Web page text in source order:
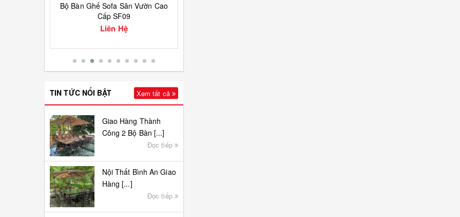
Bộ Bàn Ghế Sofa Sân Vườn Cao
Cấp SF09
Liên Hệ
TIN TỨC NỔI BẬT Xem tất cả
Giao Hàng Thành
Công 2 Bộ Bàn [...]
Đọc tiếp
Nội Thất Bình An Giao
Hàng [...]
Đọc tiếp